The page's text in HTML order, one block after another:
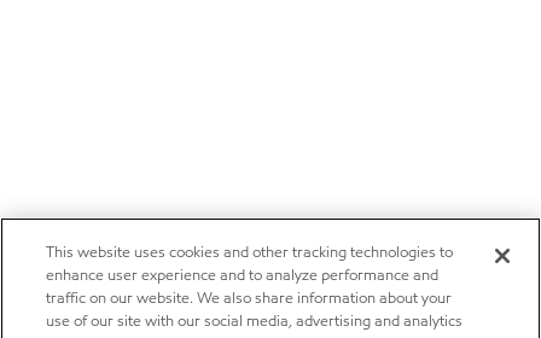
This website uses cookies and other tracking technologies to
enhance user experience and to analyze performance and
traffic on our website. We also share information about your
use of our site with our social media, advertising and analytics